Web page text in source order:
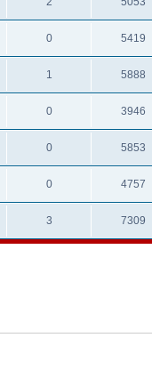
0 5419
1 5888
0 3946
0 5853
0 4757
3 7309